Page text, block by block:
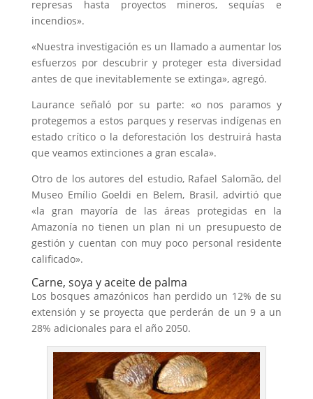
represas hasta proyectos mineros, sequías e
incendios».
«Nuestra investigación es un llamado a aumentar los
esfuerzos por descubrir y proteger esta diversidad
antes de que inevitablemente se extinga», agregó.
Laurance señaló por su parte: «o nos paramos y
protegemos a estos parques y reservas indígenas en
estado crítico o la deforestación los destruirá hasta
que veamos extinciones a gran escala».
Otro de los autores del estudio, Rafael Salomão, del
Museo Emílio Goeldi en Belem, Brasil, advirtió que
«la gran mayoría de las áreas protegidas en la
Amazonía no tienen un plan ni un presupuesto de
gestión y cuentan con muy poco personal residente
calificado».
Carne, soya y aceite de palma
Los bosques amazónicos han perdido un 12% de su
extensión y se proyecta que perderán de un 9 a un
28% adicionales para el año 2050.